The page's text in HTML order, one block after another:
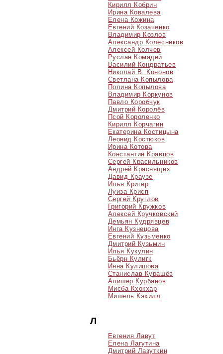
Кирилл Кобрин
Ирина Ковалева
Елена Кожина
Евгений Козаченко
Владимир Козлов
Александр Колесников
Алексей Колчев
Руслан Комадей
Василий Кондратьев
Николай В. Кононов
Светлана Копылова
Полина Копылова
Владимир Коркунов
Павло Коробчук
Дмитрий Королёв
Псой Короленко
Кирилл Корчагин
Екатерина Костицына
Леонид Костюков
Ирина Котова
Константин Кравцов
Сергей Красильников
Андрей Краснящих
Давид Краузе
Илья Кригер
Луиза Крисп
Сергей Круглов
Григорий Кружков
Алексей Кручковский
Демьян Кудрявцев
Инга Кузнецова
Евгений Кузьменко
Дмитрий Кузьмин
Илья Кукулин
Бьёрн Кулигк
Инна Кулишова
Станислав Курашёв
Алишер Курбанов
Мисба Кхокхар
Мишель Кэхилл
Л
Евгения Лавут
Елена Лагутина
Дмитрий Лазуткин